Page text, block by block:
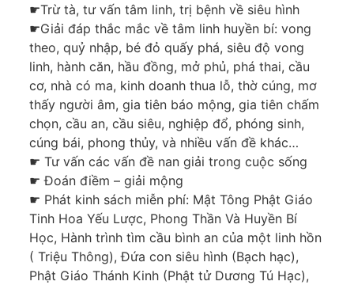
☛Trừ tà, tư vấn tâm linh, trị bệnh về siêu hình
☛Giải đáp thắc mắc về tâm linh huyền bí: vong
theo, quỷ nhập, bé đỏ quấy phá, siêu độ vong
linh, hành căn, hầu đồng, mở phủ, phá thai, cầu
cơ, nhà có ma, kinh doanh thua lỗ, thờ cúng, mơ
thấy người âm, gia tiên báo mộng, gia tiên chấm
chọn, cầu an, cầu siêu, nghiệp đổ, phóng sinh,
cúng bái, phong thủy, và nhiều vấn đề khác…
☛ Tư vấn các vấn đề nan giải trong cuộc sống
☛ Đoán điềm – giải mộng
☛ Phát kinh sách miễn phí: Mật Tông Phật Giáo
Tinh Hoa Yếu Lược, Phong Thần Và Huyền Bí
Học, Hành trình tìm cầu bình an của một linh hồn
( Triệu Thông), Đứa con siêu hình (Bạch hạc),
Phật Giáo Thánh Kinh (Phật tử Dương Tú Hạc),